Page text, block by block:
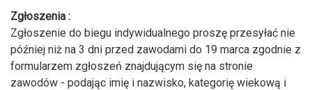
Zgłoszenia :
Zgłoszenie do biegu indywidualnego proszę przesyłać nie
później niż na 3 dni przed zawodami do 19 marca zgodnie z
formularzem zgłoszeń znajdującym się na stronie
zawodów - podając imię i nazwisko, kategorię wiekową i